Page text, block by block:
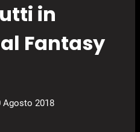
in
Fantasy
Agosto 2018